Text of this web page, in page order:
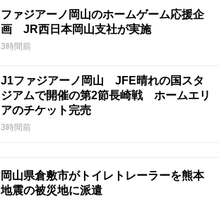
ファジアーノ岡山のホームゲーム応援企
画 JR西日本岡山支社が実施
3時間前
J1ファジアーノ岡山 JFE晴れの国スタ
ジアムで開催の第2節長崎戦 ホームエリ
アのチケット完売
3時間前
岡山県倉敷市がトイレトレーラーを熊本
地震の被災地に派遣